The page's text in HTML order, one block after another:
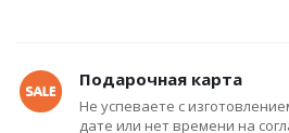
Подарочная карта
Не успеваете с
дате или нет времени на